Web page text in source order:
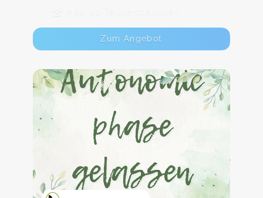
Max. 10 TeilnehmerInnen
Zum Angebot